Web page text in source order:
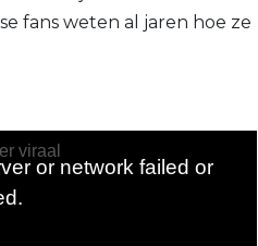
fans weten al jaren hoe ze